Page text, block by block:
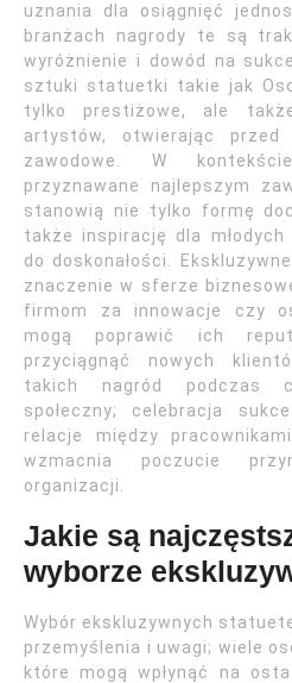
uznania dla osiągnięć
branżach nagrody te są
wyróżnienie i dowód na
sztuki statuetki takie jak
tylko prestiżowe, ale
artystów, otwierając
zawodowe. W
przyznawane najlepszym
stanowią nie tylko formę
także inspirację dla
do doskonałości.
znaczenie w sferze
firmom za innowacje czy
mogą poprawić ich
przyciągnąć nowych
takich nagród podczas
społeczny; celebracja
relacje między
wzmacnia poczucie
organizacji.
Jakie są
wyborze
Wybór ekskluzywnych
przemyślenia i uwagi; wiele
które mogą wpłynąć na